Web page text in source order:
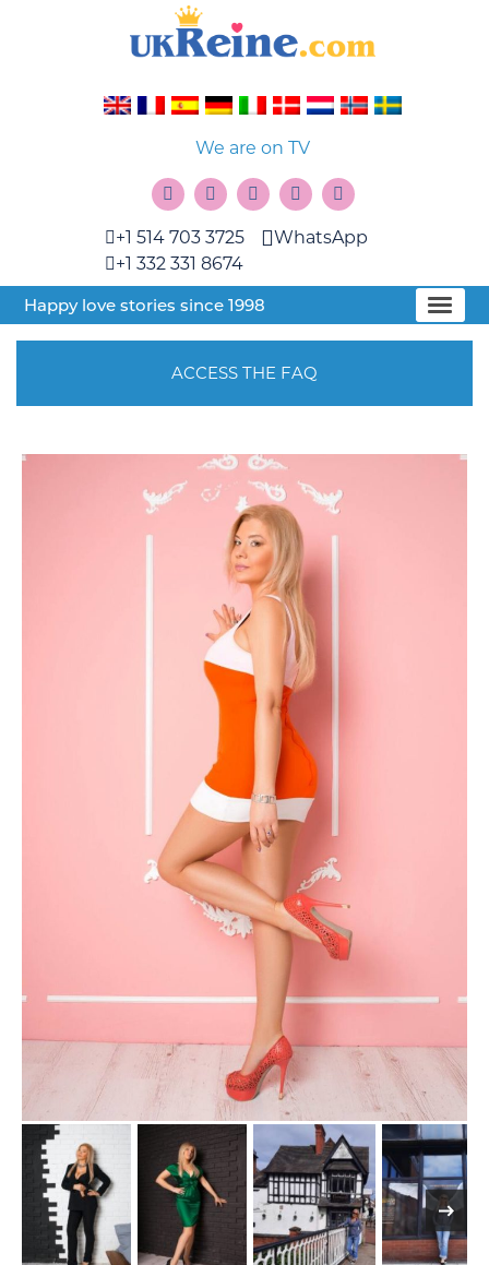
We are on TV
+1 514 703 3725
+1 332 331 8674
WhatsApp
Happy love stories since 1998
ACCESS THE FAQ